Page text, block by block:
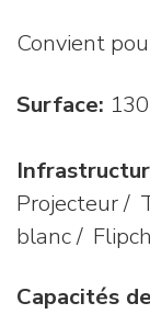
Convient
Surface:
Projecteur /
blanc /
Capacités